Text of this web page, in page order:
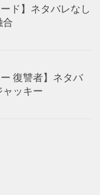
ド】ネタバレなし
合
復讐者】ネタバ
ャッキー